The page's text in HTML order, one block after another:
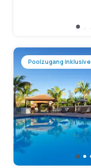
Poolzugang inklusive